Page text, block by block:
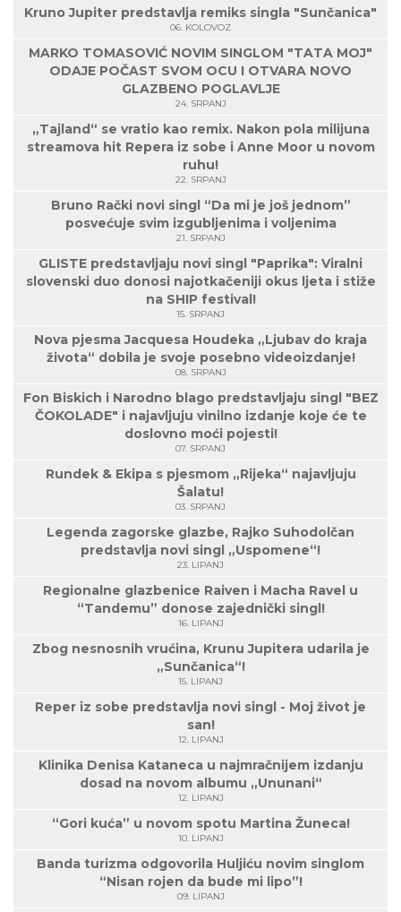
Kruno Jupiter predstavlja remiks singla "Sunčanica"
06. KOLOVOZ
MARKO TOMASOVIĆ NOVIM SINGLOM "TATA MOJ"
ODAJE POČAST SVOM OCU I OTVARA NOVO
GLAZBENO POGLAVLJE
24. SRPANJ
„Tajland“ se vratio kao remix. Nakon pola milijuna
streamova hit Repera iz sobe i Anne Moor u novom
ruhu!
22. SRPANJ
Bruno Rački novi singl “Da mi je još jednom”
posvećuje svim izgubljenima i voljenima
21. SRPANJ
GLISTE predstavljaju novi singl "Paprika": Viralni
slovenski duo donosi najotkačeniji okus ljeta i stiže
na SHIP festival!
15. SRPANJ
Nova pjesma Jacquesa Houdeka „Ljubav do kraja
života“ dobila je svoje posebno videoizdanje!
08. SRPANJ
Fon Biskich i Narodno blago predstavljaju singl "BEZ
ČOKOLADE" i najavljuju vinilno izdanje koje će te
doslovno moći pojesti!
07. SRPANJ
Rundek & Ekipa s pjesmom „Rijeka“ najavljuju
Šalatu!
03. SRPANJ
Legenda zagorske glazbe, Rajko Suhodolčan
predstavlja novi singl „Uspomene“!
23. LIPANJ
Regionalne glazbenice Raiven i Macha Ravel u
“Tandemu” donose zajednički singl!
16. LIPANJ
Zbog nesnosnih vrućina, Krunu Jupitera udarila je
„Sunčanica“!
15. LIPANJ
Reper iz sobe predstavlja novi singl - Moj život je
san!
12. LIPANJ
Klinika Denisa Kataneca u najmračnijem izdanju
dosad na novom albumu „Ununani“
12. LIPANJ
“Gori kuća” u novom spotu Martina Žuneca!
10. LIPANJ
Banda turizma odgovorila Huljiću novim singlom
“Nisan rojen da bude mi lipo”!
09. LIPANJ